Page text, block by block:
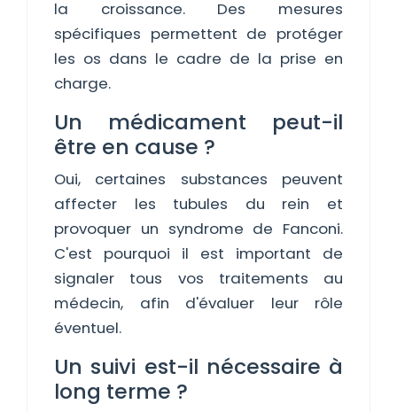
la croissance. Des mesures
spécifiques permettent de protéger
les os dans le cadre de la prise en
charge.
Un médicament peut-il
être en cause ?
Oui, certaines substances peuvent
affecter les tubules du rein et
provoquer un syndrome de Fanconi.
C'est pourquoi il est important de
signaler tous vos traitements au
médecin, afin d'évaluer leur rôle
éventuel.
Un suivi est-il nécessaire à
long terme ?